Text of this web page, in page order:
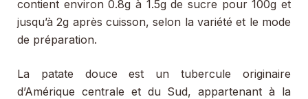
contient environ 0.8g à 1.5g de sucre pour 100g et
jusqu’à 2g après cuisson, selon la variété et le mode
de préparation.
La patate douce est un tubercule originaire
d’Amérique centrale et du Sud, appartenant à la